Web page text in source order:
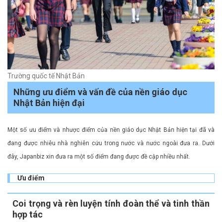
Trường quốc tế Nhật Bản
Những ưu điểm và vấn đề của nền giáo dục
Nhật Bản hiện đại
Một số ưu điểm và nhược điểm của nền giáo dục Nhật Bản hiện tại đã và
đang được nhiêu nhà nghiên cứu trong nước và nước ngoài đưa ra. Dưới
đây, Japanbiz xin đưa ra một số điểm đang được đề cập nhiều nhất.
Ưu điểm
Coi trọng và rèn luyện tính đoàn thể và tinh thần
hợp tác